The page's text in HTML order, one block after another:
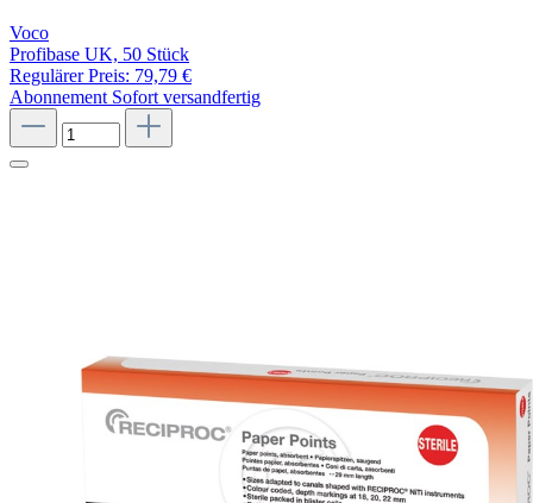
Voco
Profibase UK, 50 Stück
Regulärer Preis: 79,79 €
Abonnement Sofort versandfertig